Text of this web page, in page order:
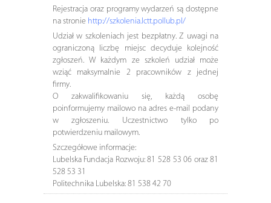
Rejestracja oraz programy wydarzeń są dostępne
na stronie http://szkolenia.lctt.pollub.pl/
Udział w szkoleniach jest bezpłatny. Z uwagi na
ograniczoną liczbę miejsc decyduje kolejność
zgłoszeń. W każdym ze szkoleń udział może
wziąć maksymalnie 2 pracowników z jednej
firmy.
O zakwalifikowaniu się, każdą osobę
poinformujemy mailowo na adres e-mail podany
w zgłoszeniu. Uczestnictwo tylko po
potwierdzeniu mailowym.
Szczegółowe informacje:
Lubelska Fundacja Rozwoju: 81 528 53 06 oraz 81
528 53 31
Politechnika Lubelska: 81 538 42 70